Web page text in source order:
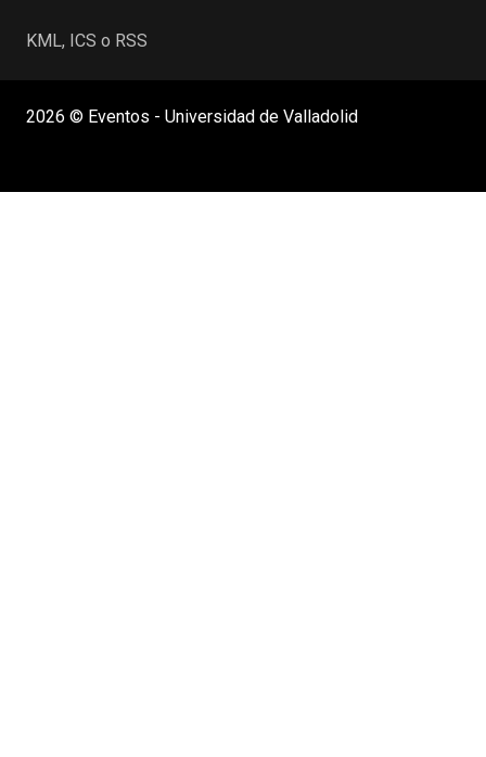
KML, ICS o RSS
2026 © Eventos - Universidad de Valladolid